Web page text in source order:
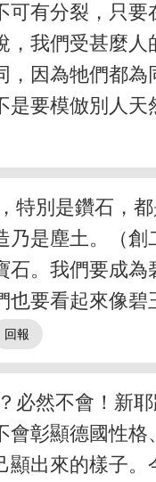
有分裂，只
我們受甚麼
因為牠們都為
要模倣別人天
特別是鑽石，
是塵土。（創
。我們要成
要看起來像碧
必然不會！新
彰顯德國性格
出來的樣子